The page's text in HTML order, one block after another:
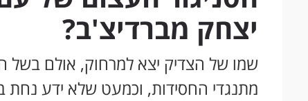
יצחק מברדיצ'ב?
שמו של הצדיק יצא למרחוק, אולם בשל
מתנגדי החסידות, וכמעט שלא ידע נחת